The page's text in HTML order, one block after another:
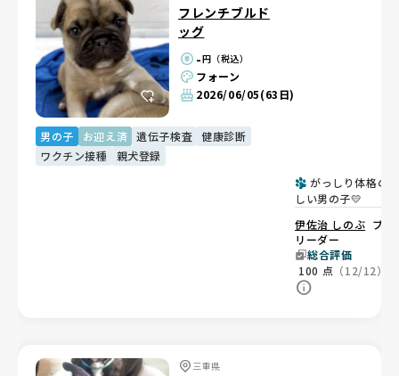
フレンチブルド
ッグ
-円（税込）
フォーン
2026/06/05(63日)
男の子 お迎え済 遺伝子検査
健康診断
ワクチン接種
親犬登録
がっしり体格の優
しい男の子💛
伊佐治 しのぶ ブ
リーダー
総合評価
100 点 （12/12）
三重県